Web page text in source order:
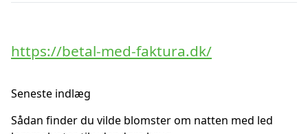
https://betal-med-faktura.dk/
Seneste indlæg
Sådan finder du vilde blomster om natten med led